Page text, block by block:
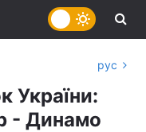
рус
України:
- Динамо